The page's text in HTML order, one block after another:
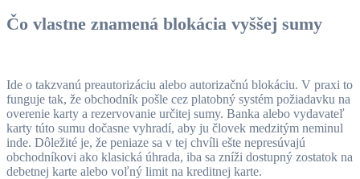
Čo vlastne znamená blokácia vyššej sumy
Ide o takzvanú preautorizáciu alebo autorizačnú blokáciu. V praxi to
funguje tak, že obchodník pošle cez platobný systém požiadavku na
overenie karty a rezervovanie určitej sumy. Banka alebo vydavateľ
karty túto sumu dočasne vyhradí, aby ju človek medzitým neminul
inde. Dôležité je, že peniaze sa v tej chvíli ešte nepresúvajú
obchodníkovi ako klasická úhrada, iba sa zníži dostupný zostatok na
debetnej karte alebo voľný limit na kreditnej karte.